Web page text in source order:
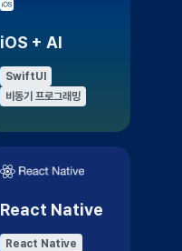
iOS + AI
SwiftUI
비동기 프로그래밍
React Native
React Native